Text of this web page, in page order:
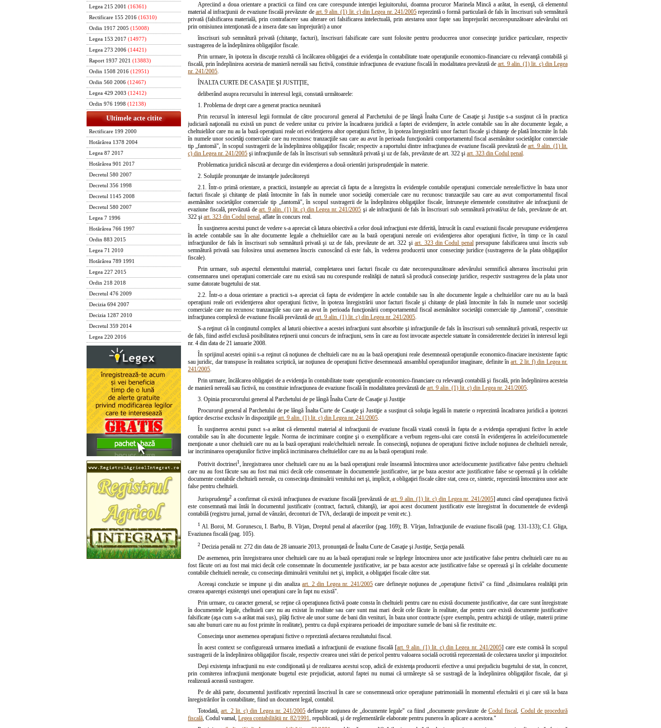
Legea 215 2001 (16361)
Rectificare 155 2016 (16310)
Ordin 1917 2005 (15008)
Legea 153 2017 (14977)
Legea 273 2006 (14421)
Raport 1937 2021 (13883)
Ordin 1508 2016 (12951)
Ordin 560 2006 (12467)
Legea 429 2003 (12412)
Ordin 976 1998 (12138)
Ultimele acte citite
Rectificare 199 2000
Hotărârea 1378 2004
Legea 87 2017
Hotărârea 901 2017
Decretul 580 2007
Decretul 356 1998
Decretul 1145 2008
Decretul 580 2007
Legea 7 1996
Hotărârea 766 1997
Ordin 883 2015
Legea 71 2010
Hotărârea 789 1991
Legea 227 2015
Ordin 218 2018
Decretul 476 2009
Decizia 694 2007
Decizia 1287 2010
Decretul 359 2014
Legea 220 2016
Apreciind a doua orientare a practicii ca fiind cea care corespunde intenţiei legiuitorului, doamna procuror Marinela Mincă a arătat, în esenţă, că elementul
material al infracţiunii de evaziune fiscală prevăzute de art. 9 alin. (1) lit. c) din Legea nr. 241/2005reprezintă o formă particulară de fals în înscrisuri sub semnătură
privată (falsificarea materială, prin contrafacere sau alterare ori falsificarea intelectuală, prin atestarea unor fapte sau împrejurări necorespunzătoare adevărului ori
prin omisiunea intenţionată de a insera date sau împrejurări) a unor
înscrisuri sub semnătură privată (chitanţe, facturi), înscrisuri falsificate care sunt folosite pentru producerea unor consecinţe juridice particulare, respectiv
sustragerea de la îndeplinirea obligaţiilor fiscale.
Prin urmare, în ipoteza în discuţie rezultă că încălcarea obligaţiei de a evidenţia în contabilitate toate operaţiunile economico-financiare cu relevanţă contabilă şi
fiscală, prin îndeplinirea acesteia de manieră nereală sau fictivă, constituie infracţiunea de evaziune fiscală în modalitatea prevăzută deart. 9 alin. (1) lit. c) din Legea
nr. 241/2005
ÎNALTA CURTE DE CASAŢIE ŞI JUSTIŢIE,
deliberând asupra recursului în interesul legii, constată următoarele:
1. Problema de drept care a generat practica neunitară
Prin recursul în interesul legii formulat de către procurorul general al Parchetului de pe lângă Înalta Curte de Casaţie şi Justiţie s-a susţinut că în practica
judiciară naţională nu există un punct de vedere unitar cu privire la încadrarea juridică a faptei de evidenţiere, în actele contabile sau în alte documente legale, a
cheltuielilor care nu au la bază operaţiuni reale ori evidenţierea altor operaţiuni fictive, în ipoteza înregistrării unor facturi fiscale şi chitanţe de plată întocmite în fals
în numele unor societăţi comerciale care nu recunosc tranzacţiile sau care au avut în perioada funcţionării comportamentul fiscal asemănător societăţilor comerciale
tip „fantomă", în scopul sustragerii de la îndeplinirea obligaţiilor fiscale; respectiv a raportului dintre infracţiunea de evaziune fiscală prevăzută deart. 9 alin. (1) lit.
c) din Legea nr. 241/2005 şi infracţiunile de fals în înscrisuri sub semnătură privată şi uz de fals, prevăzute de art. 322 şi art. 323 din Codul penal
Problematica juridică născută ar decurge din evidenţierea a două orientări jurisprudenţiale în materie.
2. Soluţiile pronunţate de instanţele judecătoreşti
2.1. Într-o primă orientare, a practicii, instanţele au apreciat că fapta de a înregistra în evidenţele contabile operaţiuni comerciale nereale/fictive în baza unor
facturi fiscale şi chitanţe de plată întocmite în fals în numele unor societăţi comerciale care nu recunosc tranzacţiile sau care au avut comportamentul fiscal
asemănător societăţilor comerciale tip „fantomă", în scopul sustragerii de la îndeplinirea obligaţiilor fiscale, întruneşte elementele constitutive ale infracţiunii de
evaziune fiscală, prevăzută deart. 9 alin. (1) lit. c) din Legea nr. 241/2005 şi ale infracţiunii de fals în înscrisuri sub semnătură privată/uz de fals, prevăzute de art.
322 şi art. 323 din Codul penal , aflate în concurs real.
În susţinerea acestui punct de vedere s-a apreciat că latura obiectivă a celor două infracţiuni este diferită, întrucât în cazul evaziunii fiscale presupune evidenţierea
în actele contabile sau în alte documente legale a cheltuielilor care au la bază operaţiuni nereale ori evidenţierea altor operaţiuni fictive, în timp ce în cazul
infracţiunilor de fals în înscrisuri sub semnătură privată şi uz de fals, prevăzute de art. 322 şiart. 323 din Codul penalpresupune falsificarea unui înscris sub
semnătură privată sau folosirea unui asemenea înscris cunoscând că este fals, în vederea producerii unor consecinţe juridice (sustragerea de la plata obligaţiilor
fiscale).
Prin urmare, sub aspectul elementului material, completarea unei facturi fiscale cu date necorespunzătoare adevărului semnifică alterarea înscrisului prin
consemnarea unei operaţiuni comerciale care nu există sau nu corespunde realităţii de natură să producă consecinţe juridice, respectiv sustragerea de la plata unor
sume datorate bugetului de stat.
2.2. Într-o a doua orientare a practicii s-a apreciat că fapta de evidenţiere în actele contabile sau în alte documente legale a cheltuielilor care nu au la bază
operaţiuni reale ori evidenţierea altor operaţiuni fictive, în ipoteza înregistrării unor facturi fiscale şi chitanţe de plată întocmite în fals în numele unor societăţi
comerciale care nu recunosc tranzacţiile sau care au avut în perioada funcţionării comportamentul fiscal asemănător societăţii comerciale tip „fantomă", constituie
infracţiunea complexă de evaziune fiscală prevăzută de art. 9 alin. (1) lit. c) din Legea nr. 241/2005
S-a reţinut că în conţinutul complex al laturii obiective a acestei infracţiuni sunt absorbite şi infracţiunile de fals în înscrisuri sub semnătură privată, respectiv uz
de fals, fiind astfel exclusă posibilitatea reţinerii unui concurs de infracţiuni, sens în care au fost invocate aspectele statuate în considerentele deciziei în interesul legii
nr. 4 din data de 21 ianuarie 2008.
În sprijinul acestei opinii s-a reţinut că noţiunea de cheltuieli care nu au la bază operaţiuni reale desemnează operaţiunile economico-finaciare inexistente faptic
sau juridic, dar transpuse în realitatea scriptică, iar noţiunea de operaţiuni fictive desemnează ansamblul operaţiunilor imaginare, definite înart. 2 lit. f) din Legea nr.
241/2005
Prin urmare, încălcarea obligaţiei de a evidenţia în contabilitate toate operaţiunile economico-financiare cu relevanţă contabilă şi fiscală, prin îndeplinirea acesteia
de manieră nereală sau fictivă, nu constituie infracţiunea de evaziune fiscală în modalitatea prevăzută de art. 9 alin. (1) lit. c) din Legea nr. 241/2005
3. Opinia procurorului general al Parchetului de pe lângă Înalta Curte de Casaţie şi Justiţie
Procurorul general al Parchetului de pe lângă Înalta Curte de Casaţie şi Justiţie a susţinut că soluţia legală în materie o reprezintă încadrarea juridică a ipotezei
faptice descrise exclusiv în dispoziţiile art. 9 alin. (1) lit. c) din Legea nr. 241/2005
În susţinerea acestui punct s-a arătat că elementul material al infracţiunii de evaziune fiscală vizată constă în fapta de a evidenţia operaţiuni fictive în actele
contabile sau în alte documente legale. Norma de incriminare conţine şi o exemplificare a verbum regens-ului care constă în evidenţierea în actele/documentele
menţionate a unor cheltuieli care nu au la bază operaţiuni reale/cheltuieli nereale. În consecinţă, noţiunea de operaţiuni fictive include noţiunea de cheltuieli nereale,
iar incriminarea operaţiunilor fictive implică incriminarea cheltuielilor care nu au la bază operaţiuni reale.
Potrivit doctrinei1, înregistrarea unor cheltuieli care nu au la bază operaţiuni reale înseamnă întocmirea unor acte/documente justificative false pentru cheltuieli
care nu au fost făcute sau au fost mai mici decât cele consemnate în documentele justificative, iar pe baza acestor acte justificative false se operează şi în celelalte
documente contabile cheltuieli nereale, cu consecinţa diminuării venitului net şi, implicit, a obligaţiei fiscale către stat, ceea ce, sintetic, reprezintă întocmirea unor acte
false pentru cheltuieli.
Jurisprudenţa2 a confirmat că există infracţiunea de evaziune fiscală [prevăzută deart. 9 alin. (1) lit. c) din Legea nr. 241/2005] atunci când operaţiunea fictivă
este consemnată mai întâi în documentul justificativ (contract, factură, chitanţă), iar apoi acest document justificativ este înregistrat în documentele de evidenţă
contabilă (registru jurnal, jurnal de vânzări, deconturi de TVA, declaraţii de impozit pe venit etc.).
1 Al. Boroi, M. Gorunescu, I. Barbu, B. Vîrjan, Dreptul penal al afacerilor (pag. 169); B. Vîrjan, Infracţiunile de evaziune fiscală (pag. 131-133); C.I. Gliga,
Evaziunea fiscală (pag. 105).
2 Decizia penală nr. 272 din data de 28 ianuarie 2013, pronunţată de Înalta Curte de Casaţie şi Justiţie, Secţia penală.
De asemenea, prin înregistrarea unor cheltuieli care nu au la bază operaţiuni reale se înţelege întocmirea unor acte justificative false pentru cheltuieli care nu au
fost făcute ori au fost mai mici decât cele consemnate în documentele justificative, iar pe baza acestor acte justificative false se operează şi în celelalte documente
contabile cheltuieli nereale, cu consecinţa diminuării venitului net şi, implicit, a obligaţiei fiscale către stat.
Aceeaşi concluzie se impune şi din analizaart. 2 din Legea nr. 241/2005care defineşte noţiunea de „operaţiune fictivă" ca fiind „disimularea realităţii prin
crearea aparenţei existenţei unei operaţiuni care în fapt nu există".
Prin urmare, cu caracter general, se reţine că operaţiunea fictivă poate consta în cheltuieli pentru care nu există documente justificative, dar care sunt înregistrate
în documentele legale, cheltuieli care nu au existat în realitate sau care sunt mai mari decât cele făcute în realitate, dar pentru care există documente justificative
falsificate (aşa cum s-a arătat mai sus), plăţi fictive ale unor sume de bani din venituri, în baza unor contracte (spre exemplu, pentru achiziţii de utilaje, materii prime
sau alte bunuri care nu au fost primite în realitate), pentru ca după expirarea perioadei de impozitare sumele de bani să fie restituite etc.
Consecinţa unor asemenea operaţiuni fictive o reprezintă afectarea rezultatului fiscal.
În acest context se configurează urmarea imediată a infracţiunii de evaziune fiscală [art. 9 alin. (1) lit. c) din Legea nr. 241/2005] care este comisă în scopul
sustragerii de la îndeplinirea obligaţiilor fiscale, respectiv crearea unei stări de pericol pentru valoarea socială ocrotită reprezentată de colectarea taxelor şi impozitelor.
Deşi existenţa infracţiunii nu este condiţionată şi de realizarea acestui scop, adică de existenţa producerii efective a unui prejudiciu bugetului de stat, în concret,
prin comiterea infracţiunii menţionate bugetul este prejudiciat, autorul faptei nu numai că urmăreşte să se sustragă de la îndeplinirea obligaţiilor fiscale, dar şi
realizează această sustragere.
Pe de altă parte, documentul justificativ reprezintă înscrisul în care se consemnează orice operaţiune patrimonială în momentul efectuării ei şi care stă la baza
înregistrărilor în contabilitate, fiind un document legal, contabil.
Totodată,art. 2 lit. c) din Legea nr. 241/2005 defineşte noţiunea de „documente legale" ca fiind „documente prevăzute de Codul fiscal Codul de procedură
fiscală , Codul vamal, Legea contabilităţii nr. 82/1991 , republicată, şi de reglementările elaborate pentru punerea în aplicare a acestora."